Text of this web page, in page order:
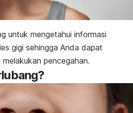
untuk mengetahui informasi
gigi sehingga Anda dapat
pencegahan.